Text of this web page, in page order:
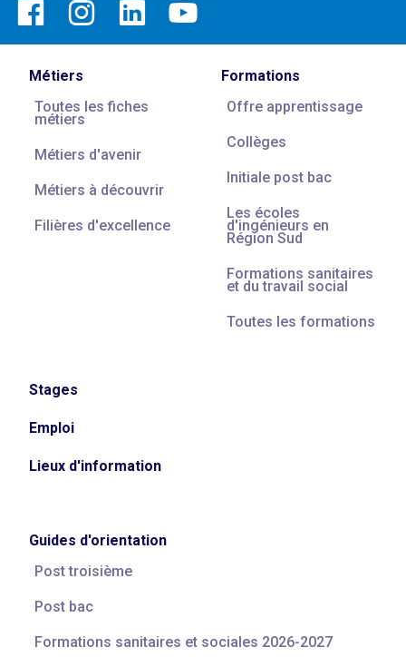
Métiers
Toutes les fiches
métiers
Métiers d'avenir
Métiers à découvrir
Filières d'excellence
Formations
Offre apprentissage
Collèges
Initiale post bac
Les écoles
d'ingénieurs en
Région Sud
Formations sanitaires
et du travail social
Toutes les formations
Stages
Emploi
Lieux d'information
Guides d'orientation
Post troisième
Post bac
Formations sanitaires et sociales 2026-2027